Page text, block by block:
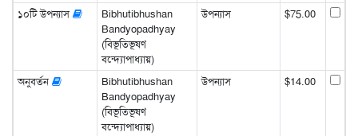
১০টি উপন্যাস
Bibhutibhushan
Bandyopadhyay
(বিভূতিভূষণ
বন্দ্যোপাধ্যায়)
উপন্যাস $75.00
অনুবর্তন
Bibhutibhushan
Bandyopadhyay
(বিভূতিভূষণ
বন্দ্যোপাধ্যায়)
উপন্যাস $14.00